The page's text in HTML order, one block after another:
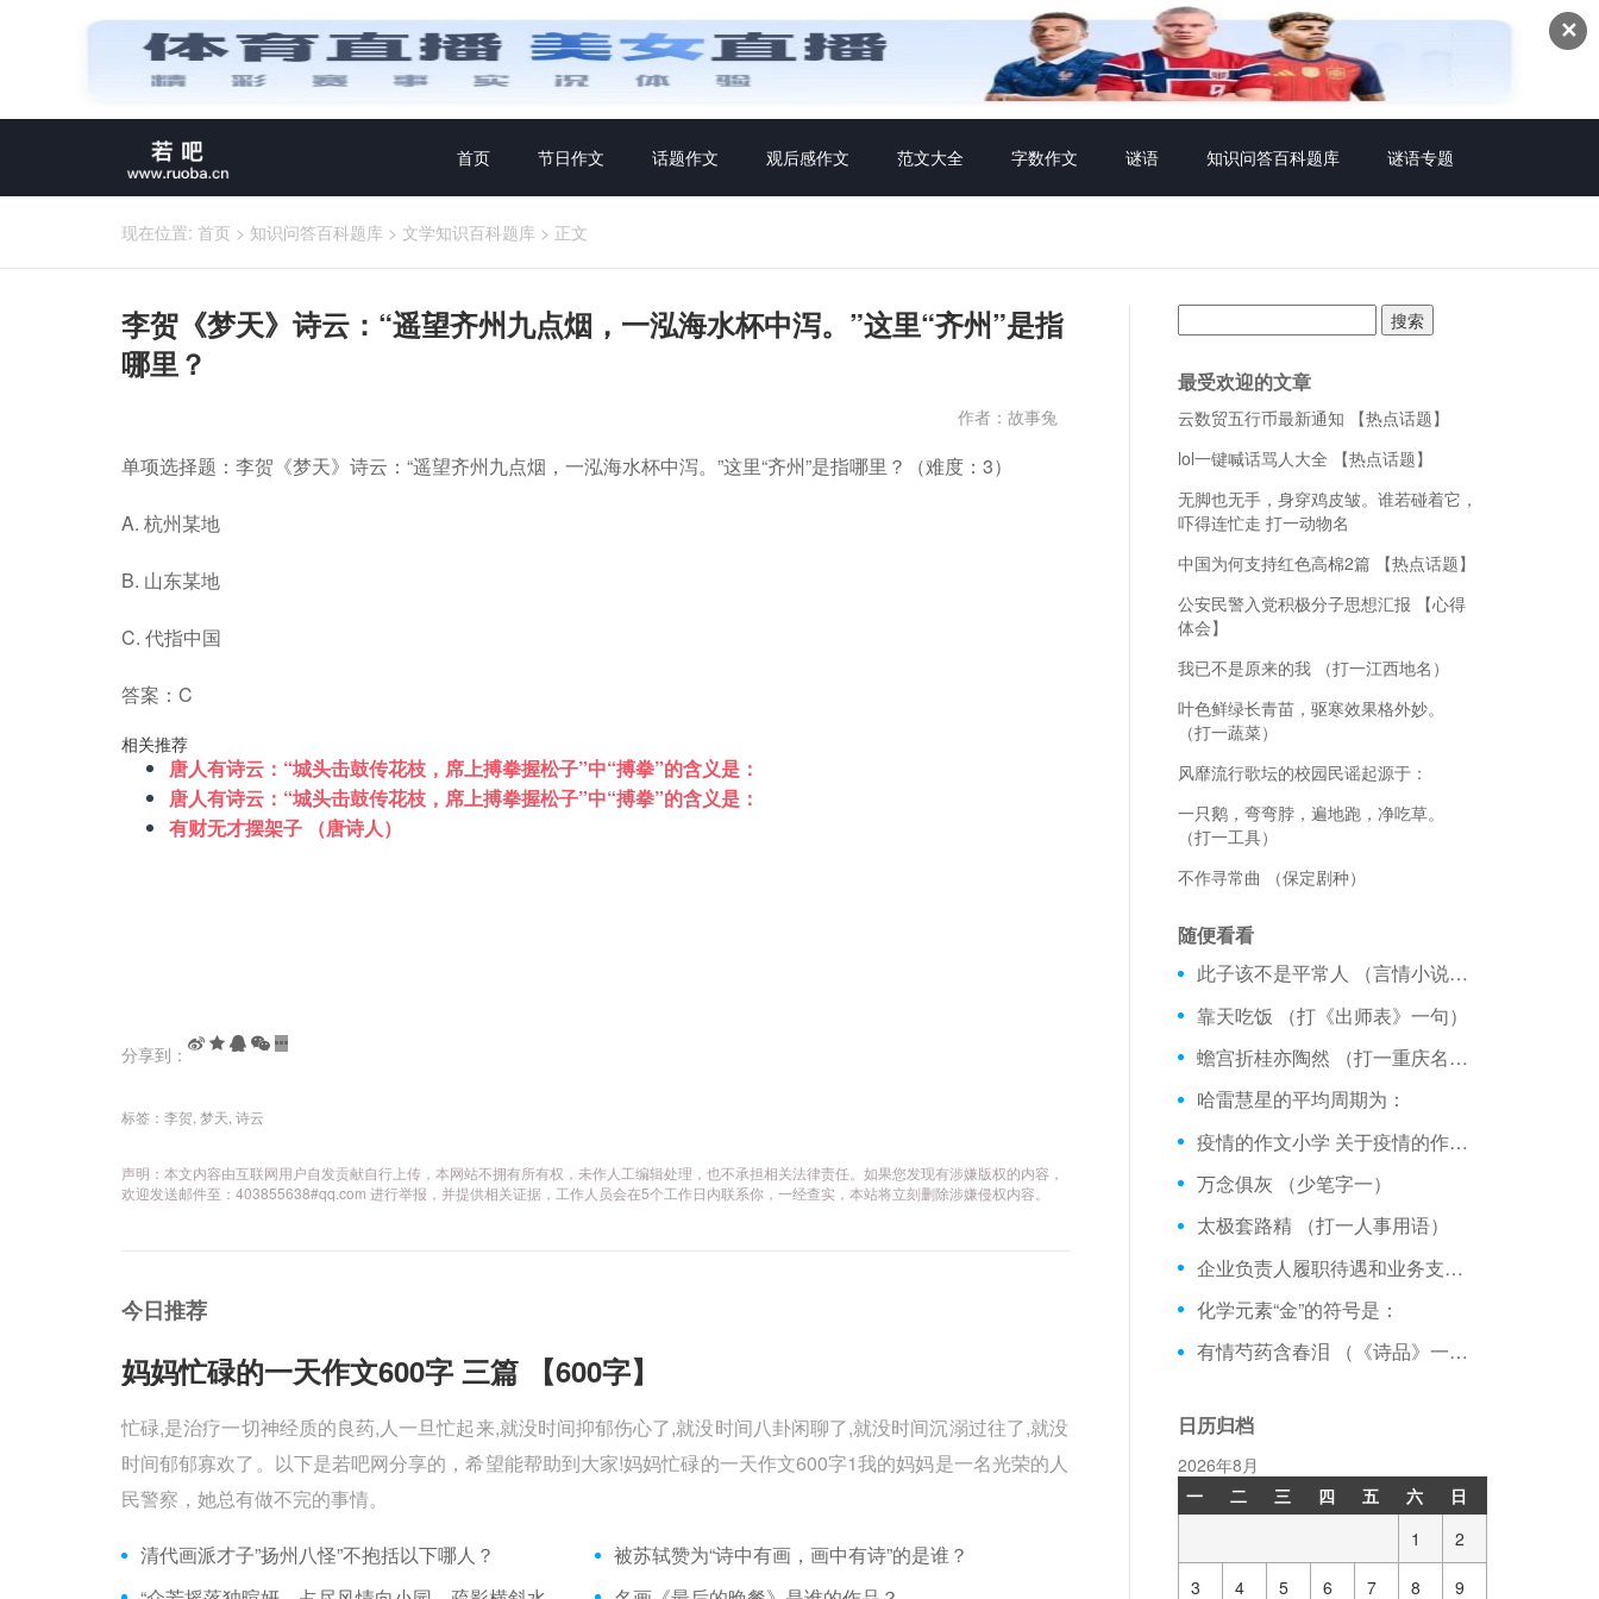
✕
首页 节日作文 话题作文 观后感作文 范文大全 字数作文 谜语 知识问答百科题库 谜语专题
现在位置: 首页 > 知识问答百科题库 > 文学知识百科题库 > 正文
李贺《梦天》诗云：“遥望齐州九点烟，一泓海水杯中泻。”这里“齐州”是指
哪里？
作者：故事兔
单项选择题：李贺《梦天》诗云：“遥望齐州九点烟，一泓海水杯中泻。”这里“齐州”是指哪里？（难度：3）
A. 杭州某地
B. 山东某地
C. 代指中国
答案：C
相关推荐
唐人有诗云：“城头击鼓传花枝，席上搏拳握松子”中“搏拳”的含义是：
唐人有诗云：“城头击鼓传花枝，席上搏拳握松子”中“搏拳”的含义是：
有财无才摆架子 （唐诗人）
分享到：
标签： 李贺 梦天 诗云
声明：本文内容由互联网用户自发贡献自行上传，本网站不拥有所有权，未作人工编辑处理，也不承担相关法律责任。如果您发现有涉嫌版权的内容，
欢迎发送邮件至：403855638#qq.com 进行举报，并提供相关证据，工作人员会在5个工作日内联系你，一经查实，本站将立刻删除涉嫌侵权内容。
今日推荐
妈妈忙碌的一天作文600字 三篇 【600字】
忙碌,是治疗一切神经质的良药,人一旦忙起来,就没时间抑郁伤心了,就没时间八卦闲聊了,就没时间沉溺过往了,就没
时间郁郁寡欢了。以下是若吧网分享的，希望能帮助到大家!妈妈忙碌的一天作文600字1我的妈妈是一名光荣的人
民警察，她总有做不完的事情。
清代画派才子”扬州八怪”不抱括以下哪人？
被苏轼赞为“诗中有画，画中有诗”的是谁？
索：
最受欢迎的文章
云数贸五行币最新通知 【热点话题】
lol一键喊话骂人大全 【热点话题】
无脚也无手，身穿鸡皮皱。谁若碰着它，
吓得连忙走 打一动物名
中国为何支持红色高棉2篇 【热点话题】
公安民警入党积极分子思想汇报 【心得
体会】
我已不是原来的我 （打一江西地名）
叶色鲜绿长青苗，驱寒效果格外妙。
（打一蔬菜）
风靡流行歌坛的校园民谣起源于：
一只鹅，弯弯脖，遍地跑，净吃草。
（打一工具）
不作寻常曲 （保定剧种）
随便看看
此子该不是平常人 （言情小说作者二）
靠天吃饭 （打《出师表》一句）
蟾宫折桂亦陶然 （打一重庆名胜）
哈雷慧星的平均周期为：
疫情的作文小学 关于疫情的作文 【作文大全】
万念俱灰 （少笔字一）
太极套路精 （打一人事用语）
企业负责人履职待遇和业务支出专项检查汇报材料 【工作报告】
化学元素“金”的符号是：
有情芍药含春泪 （《诗品》一句）
日历归档
2026年8月
一
二 三 四 五 六
日
1
2
3 4 5 6 7 8 9